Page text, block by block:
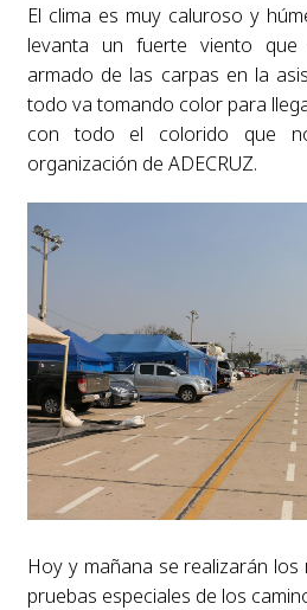
El clima es muy caluroso y
levanta un fuerte viento
armado de las carpas en la
todo va tomando color para
con todo el colorido que
organización de ADECRUZ.
Hoy y mañana se realizarán
pruebas especiales de los